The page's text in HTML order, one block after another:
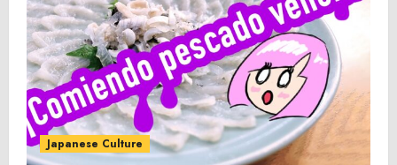
Japanese Culture